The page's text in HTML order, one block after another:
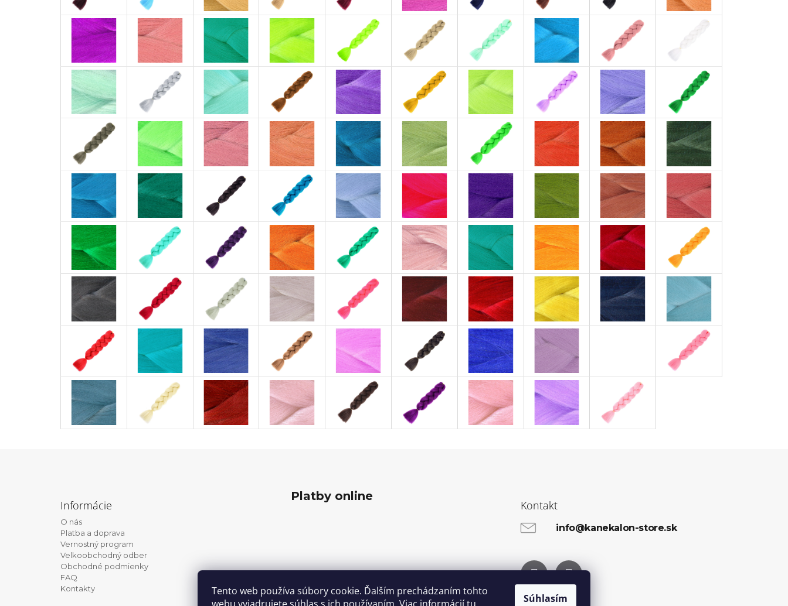
Tento web používa súbory cookie. Ďalším prechádzaním tohto
Súhlasím
Informácie
O nás
Platba a doprava
Vernostný program
Velkoobchodný odber
Obchodné podmienky
FAQ
Kontakty
Platby online
Kontakt
info@kanekalon-store.sk
Facebook